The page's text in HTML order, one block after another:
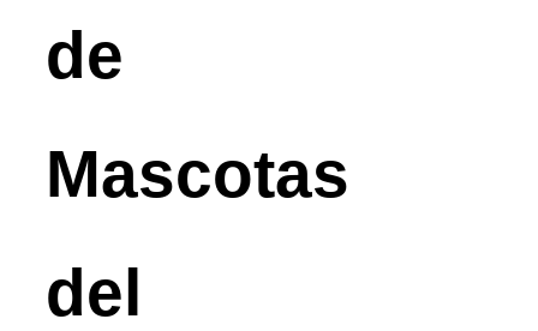
de
Mascotas
del